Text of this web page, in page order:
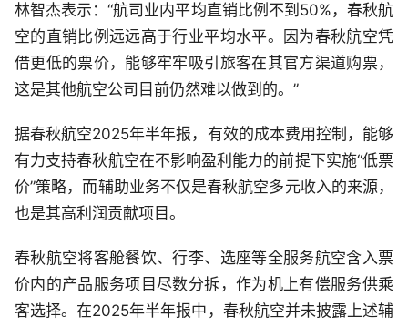
林智杰表示：“航司业内平均直销比例不到50%，春秋航
空的直销比例远远高于行业平均水平。因为春秋航空凭
借更低的票价，能够牢牢吸引旅客在其官方渠道购票，
这是其他航空公司目前仍然难以做到的。”
据春秋航空2025年半年报，有效的成本费用控制，能够
有力支持春秋航空在不影响盈利能力的前提下实施“低票
价”策略，而辅助业务不仅是春秋航空多元收入的来源，
也是其高利润贡献项目。
春秋航空将客舱餐饮、行李、选座等全服务航空含入票
价内的产品服务项目尽数分拆，作为机上有偿服务供乘
客选择。在2025年半年报中，春秋航空并未披露上述辅